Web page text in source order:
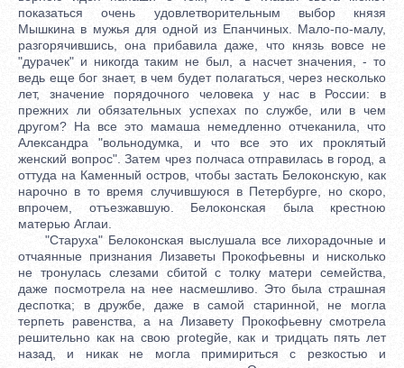
показаться очень удовлетворительным выбор князя
Мышкина в мужья для одной из Епанчиных. Мало-по-малу,
разгорячившись, она прибавила даже, что князь вовсе не
"дурачек" и никогда таким не был, а насчет значения, - то
ведь еще бог знает, в чем будет полагаться, через несколько
лет, значение порядочного человека у нас в России: в
прежних ли обязательных успехах по службе, или в чем
другом? На все это мамаша немедленно отчеканила, что
Александра "вольнодумка, и что все это их проклятый
женский вопрос". Затем чрез полчаса отправилась в город, а
оттуда на Каменный остров, чтобы застать Белоконскую, как
нарочно в то время случившуюся в Петербурге, но скоро,
впрочем, отъезжавшую. Белоконская была крестною
матерью Аглаи.
"Старуха" Белоконская выслушала все лихорадочные и
отчаянные признания Лизаветы Прокофьевны и нисколько
не тронулась слезами сбитой с толку матери семейства,
даже посмотрела на нее насмешливо. Это была страшная
деспотка; в дружбе, даже в самой старинной, не могла
терпеть равенства, а на Лизавету Прокофьевну смотрела
решительно как на свою protegйe, как и тридцать пять лет
назад, и никак не могла примириться с резкостью и